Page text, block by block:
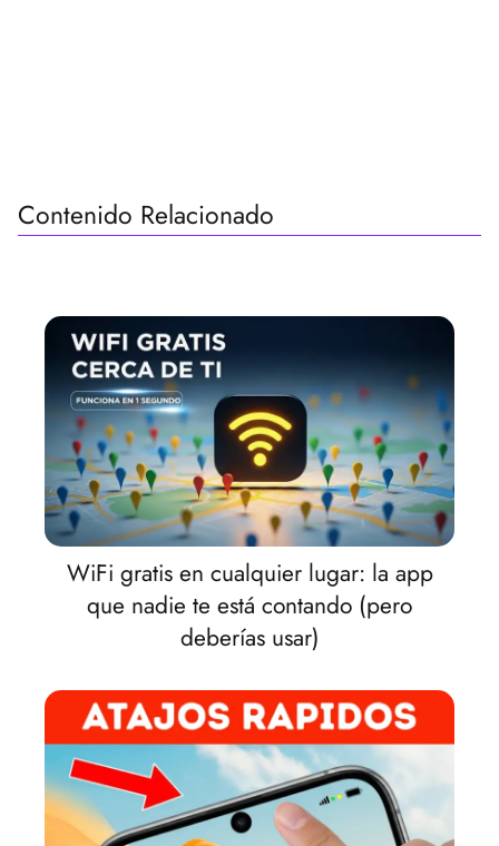
Contenido Relacionado
WiFi gratis en cualquier lugar: la app
que nadie te está contando (pero
deberías usar)